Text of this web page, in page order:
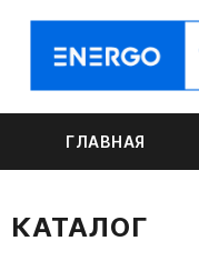
ГЛАВНАЯ
КАТАЛОГ